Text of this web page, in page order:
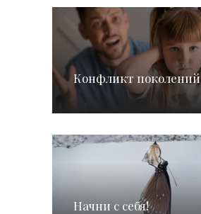
Конфликт поколений
Начни с себя!